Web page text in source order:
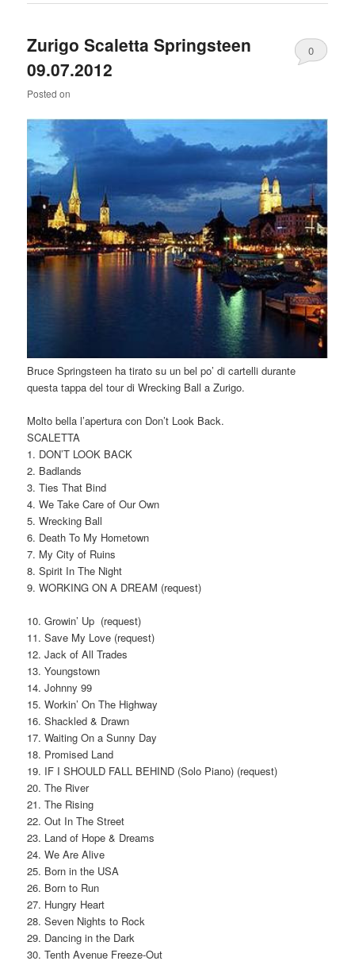
Zurigo Scaletta Springsteen
09.07.2012
Posted on
0
Bruce Springsteen ha tirato su un bel po’ di cartelli durante
questa tappa del tour di Wrecking Ball a Zurigo.
Molto bella l’apertura con Don’t Look Back.
SCALETTA
1. DON’T LOOK BACK
2. Badlands
3. Ties That Bind
4. We Take Care of Our Own
5. Wrecking Ball
6. Death To My Hometown
7. My City of Ruins
8. Spirit In The Night
9. WORKING ON A DREAM (request)
10. Growin’ Up (request)
11. Save My Love (request)
12. Jack of All Trades
13. Youngstown
14. Johnny 99
15. Workin’ On The Highway
16. Shackled & Drawn
17. Waiting On a Sunny Day
18. Promised Land
19. IF I SHOULD FALL BEHIND (Solo Piano) (request)
20. The River
21. The Rising
22. Out In The Street
23. Land of Hope & Dreams
24. We Are Alive
25. Born in the USA
26. Born to Run
27. Hungry Heart
28. Seven Nights to Rock
29. Dancing in the Dark
30. Tenth Avenue Freeze-Out